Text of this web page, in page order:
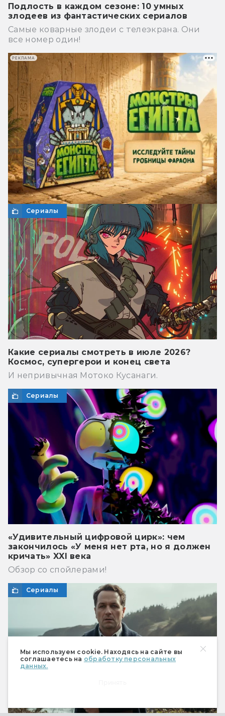
Мы используем cookie. Находясь на сайте вы
соглашаетесь на обработку персональных
данных.
Подлость в каждом сезоне: 10 умных
злодеев из фантастических сериалов
Самые коварные злодеи с телеэкрана. Они
все номер один!
Сериалы
Какие сериалы смотреть в июле 2026?
Космос, супергерои и конец света
И непривычная Мотоко Кусанаги.
Сериалы
«Удивительный цифровой цирк»: чем
закончилось «У меня нет рта, но я должен
кричать» XXI века
Обзор со спойлерами!
Сериалы
РЕКЛАМА